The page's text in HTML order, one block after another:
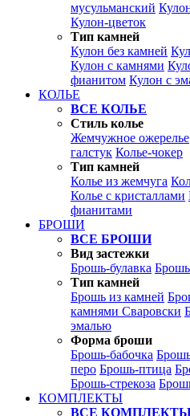
мусульманский
Кулон-цветок
Тип камней
Кулон без камней
Кулон с камнями
фианитом Кулон с
КОЛЬЕ
ВСЕ КОЛЬЕ
Стиль колье
Жемчужное ожерелье
галстук Колье-чокер
Тип камней
Колье из жемчуга
Колье с кристаллами
фианитами
БРОШИ
ВСЕ БРОШИ
Вид застежки
Брошь-булавка
Тип камней
Брошь из камней
камнями Сваровски
эмалью
Форма броши
Брошь-бабочка
перо Брошь-птица
Брошь-стрекоза
КОМПЛЕКТЫ
ВСЕ